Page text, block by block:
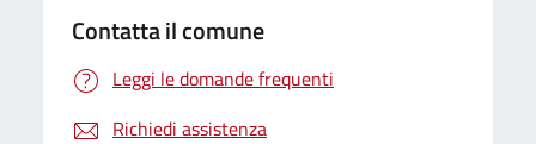
Contatta il comune
Leggi le domande frequenti
Richiedi assistenza